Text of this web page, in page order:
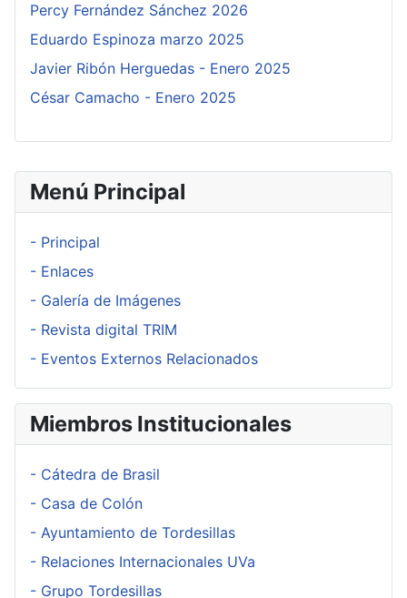
Menú Principal
- Principal
- Enlaces
- Galería de Imágenes
- Revista digital TRIM
- Eventos Externos Relacionados
Miembros Institucionales
- Cátedra de Brasil
- Casa de Colón
- Ayuntamiento de Tordesillas
- Relaciones Internacionales UVa
- Grupo Tordesillas
Percy Fernández Sánchez 2026
Eduardo Espinoza marzo 2025
Javier Ribón Herguedas - Enero 2025
César Camacho - Enero 2025